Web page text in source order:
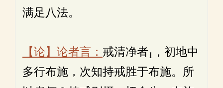
满足八法。
【论】论者言： 戒清净者1
，初地中
多行布施，次知持戒胜于布施。所